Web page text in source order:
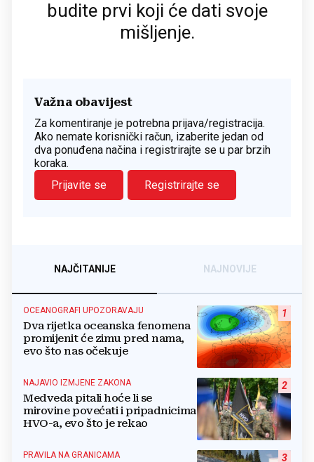
budite prvi koji će dati svoje
mišljenje.
Važna obavijest
Za komentiranje je potrebna prijava/registracija.
Ako nemate korisnički račun, izaberite jedan od
dva ponuđena načina i registrirajte se u par brzih
koraka.
Prijavite se
Registrirajte se
NAJČITANIJE NAJNOVIJE
1
OCEANOGRAFI UPOZORAVAJU
Dva rijetka oceanska fenomena
promijenit će zimu pred nama,
evo što nas očekuje
2
NAJAVIO IZMJENE ZAKONA
Medveda pitali hoće li se
mirovine povećati i pripadnicima
HVO-a, evo što je rekao
3
PRAVILA NA GRANICAMA